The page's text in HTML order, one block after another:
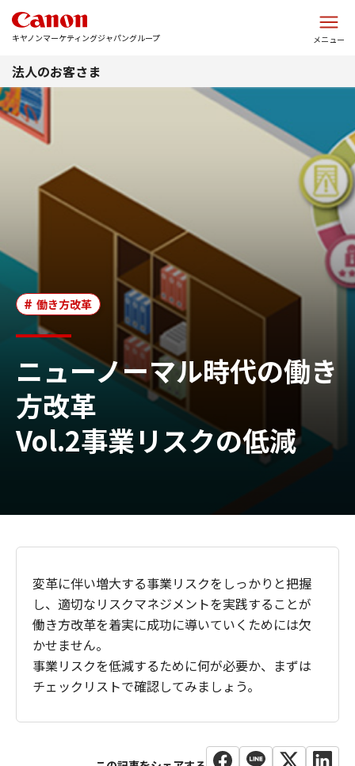
キヤノンマーケティングジャパングループ メニュー
法人のお客さま
ニューノーマル時代の働き
方改革
Vol.2事業リスクの低減
働き方改革
変革に伴い増大する事業リスクをしっかりと把握
し、適切なリスクマネジメントを実践することが
働き方改革を着実に成功に導いていくためには欠
かせません。
事業リスクを低減するために何が必要か、まずは
チェックリストで確認してみましょう。